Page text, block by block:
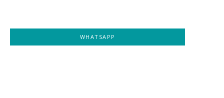
WHATSAPP